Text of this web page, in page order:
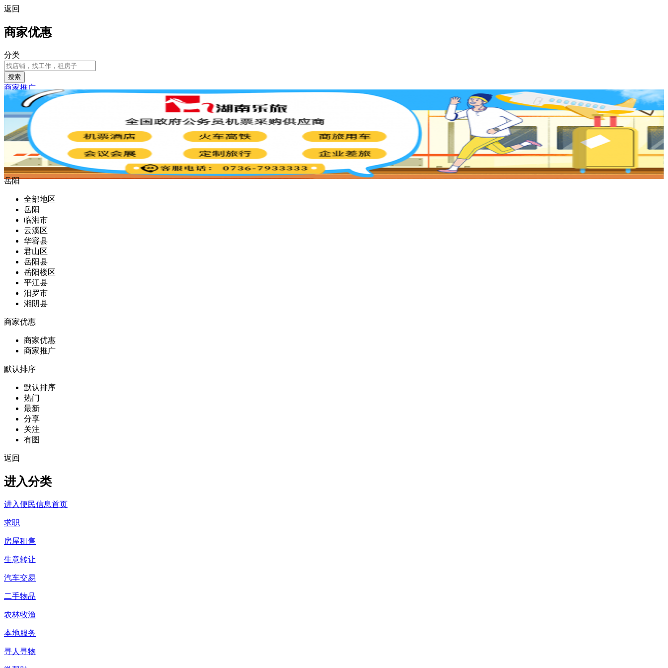
返回
商家优惠
分类
搜索
商家推广
岳阳
全部地区
岳阳
临湘市
云溪区
华容县
君山区
岳阳县
岳阳楼区
平江县
汨罗市
湘阴县
商家优惠
商家优惠
商家推广
默认排序
默认排序
热门
最新
分享
关注
有图
返回
进入分类
进入便民信息首页
求职
房屋租售
生意转让
汽车交易
二手物品
农林牧渔
本地服务
寻人寻物